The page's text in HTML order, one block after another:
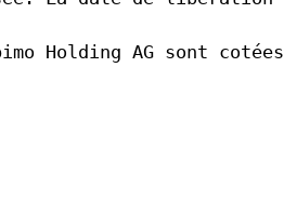
Holding AG sont cotées